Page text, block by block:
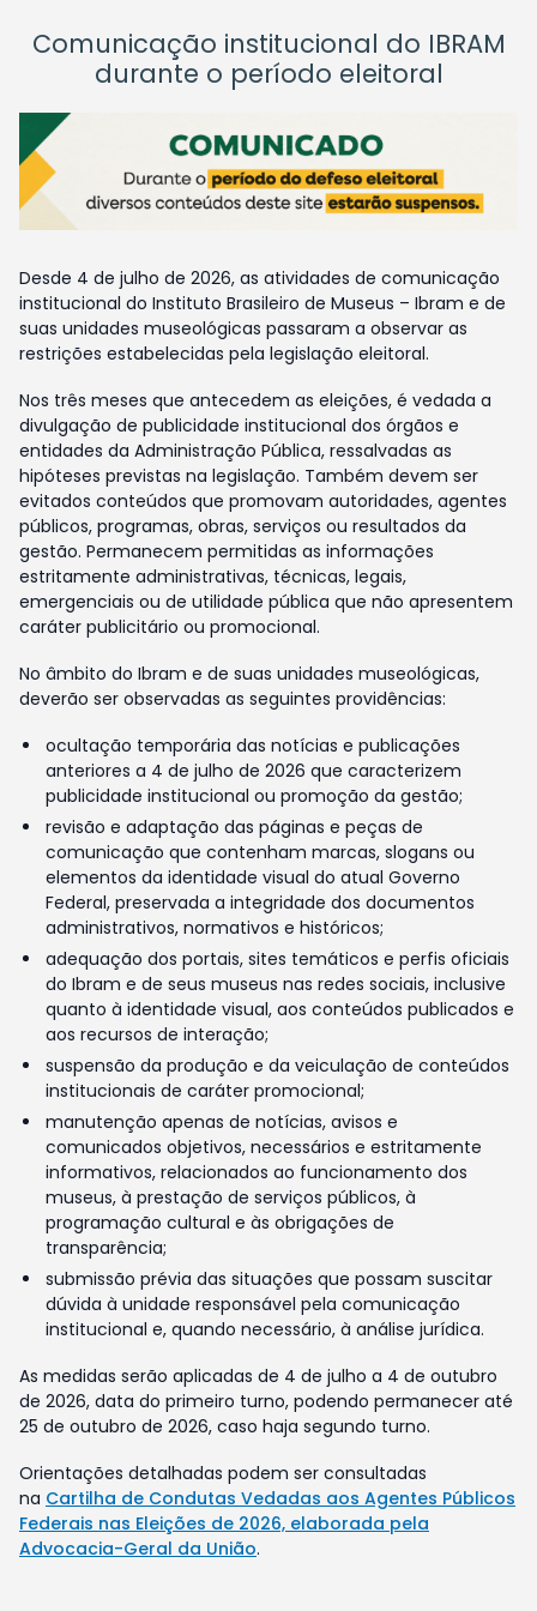
Comunicação institucional do IBRAM
durante o período eleitoral
Desde 4 de julho de 2026, as atividades de comunicação
institucional do Instituto Brasileiro de Museus – Ibram e de
suas unidades museológicas passaram a observar as
restrições estabelecidas pela legislação eleitoral.
Nos três meses que antecedem as eleições, é vedada a
divulgação de publicidade institucional dos órgãos e
entidades da Administração Pública, ressalvadas as
hipóteses previstas na legislação. Também devem ser
evitados conteúdos que promovam autoridades, agentes
públicos, programas, obras, serviços ou resultados da
gestão. Permanecem permitidas as informações
estritamente administrativas, técnicas, legais,
emergenciais ou de utilidade pública que não apresentem
caráter publicitário ou promocional.
No âmbito do Ibram e de suas unidades museológicas,
deverão ser observadas as seguintes providências:
ocultação temporária das notícias e publicações
anteriores a 4 de julho de 2026 que caracterizem
publicidade institucional ou promoção da gestão;
revisão e adaptação das páginas e peças de
comunicação que contenham marcas, slogans ou
elementos da identidade visual do atual Governo
Federal, preservada a integridade dos documentos
administrativos, normativos e históricos;
adequação dos portais, sites temáticos e perfis oficiais
do Ibram e de seus museus nas redes sociais, inclusive
quanto à identidade visual, aos conteúdos publicados e
aos recursos de interação;
suspensão da produção e da veiculação de conteúdos
institucionais de caráter promocional;
manutenção apenas de notícias, avisos e
comunicados objetivos, necessários e estritamente
informativos, relacionados ao funcionamento dos
museus, à prestação de serviços públicos, à
programação cultural e às obrigações de
transparência;
submissão prévia das situações que possam suscitar
dúvida à unidade responsável pela comunicação
institucional e, quando necessário, à análise jurídica.
As medidas serão aplicadas de 4 de julho a 4 de outubro
de 2026, data do primeiro turno, podendo permanecer até
25 de outubro de 2026, caso haja segundo turno.
Orientações detalhadas podem ser consultadas
na Cartilha de Condutas Vedadas aos Agentes Públicos
Federais nas Eleições de 2026, elaborada pela
Advocacia-Geral da União.